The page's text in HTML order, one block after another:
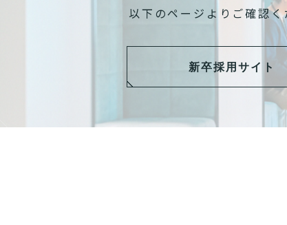
以下のページよりご確認く
新卒採用サイト